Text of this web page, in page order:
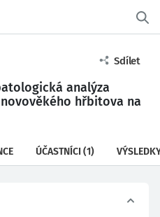
Sdílet
analýza
hřbitova na
ÚČASTNÍCI (1)